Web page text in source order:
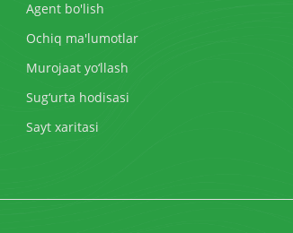
Agent bo'lish
Ochiq ma'lumotlar
Murojaat yo‘llash
Sug‘urta hodisasi
Sayt xaritasi